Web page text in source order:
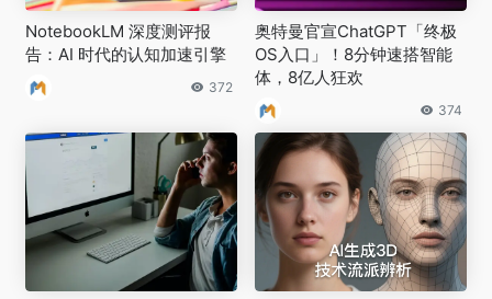
NotebookLM 深度测评报
告：AI 时代的认知加速引擎
372
奥特曼官宣ChatGPT「终极
OS入口」！8分钟速搭智能
体，8亿人狂欢
374